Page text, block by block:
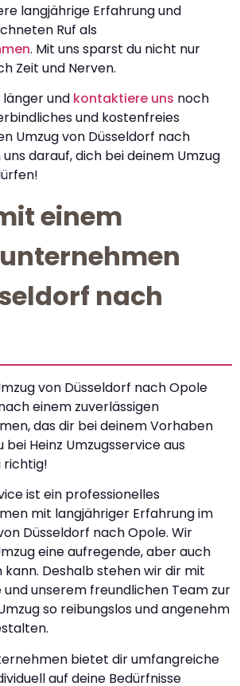
langjährige Erfahrung und
Ruf als
. Mit uns sparst du nicht nur
Zeit und Nerven.
und kontaktiere uns noch
und kostenfreies
Umzug von Düsseldorf nach
darauf, dich bei deinem Umzug
einem
nach
von Düsseldorf nach Opole
einem zuverlässigen
das dir bei deinem Vorhaben
Heinz Umzugsservice aus
richtig!
ist ein professionelles
mit langjähriger Erfahrung im
Düsseldorf nach Opole. Wir
eine aufregende, aber auch
kann. Deshalb stehen wir dir mit
unserem freundlichen Team zur
so reibungslos und angenehm
bietet dir umfangreiche
auf deine Bedürfnisse